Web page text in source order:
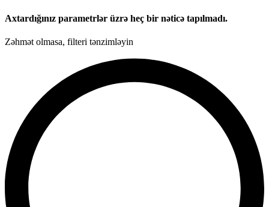
Axtardığınız parametrlər üzrə heç bir nəticə tapılmadı.
Zəhmət olmasa, filteri tənzimləyin